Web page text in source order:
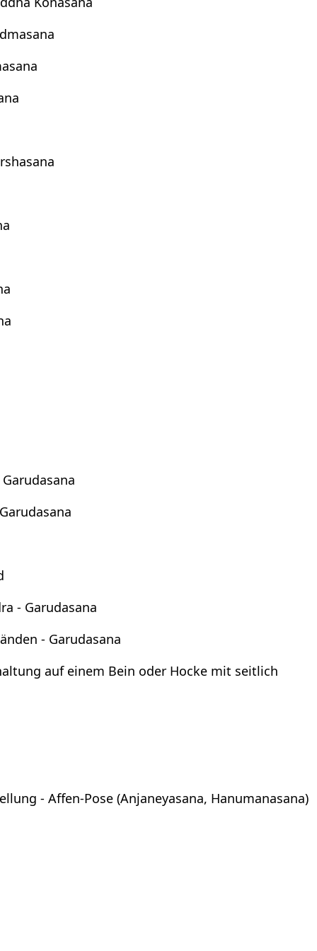
- Garudasana
- Garudasana
auf einem Bein oder Hocke mit seitlich
- Affen-Pose (Anjaneyasana, Hanumanasana)